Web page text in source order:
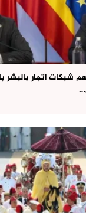
شبكات اتجار بالبشر